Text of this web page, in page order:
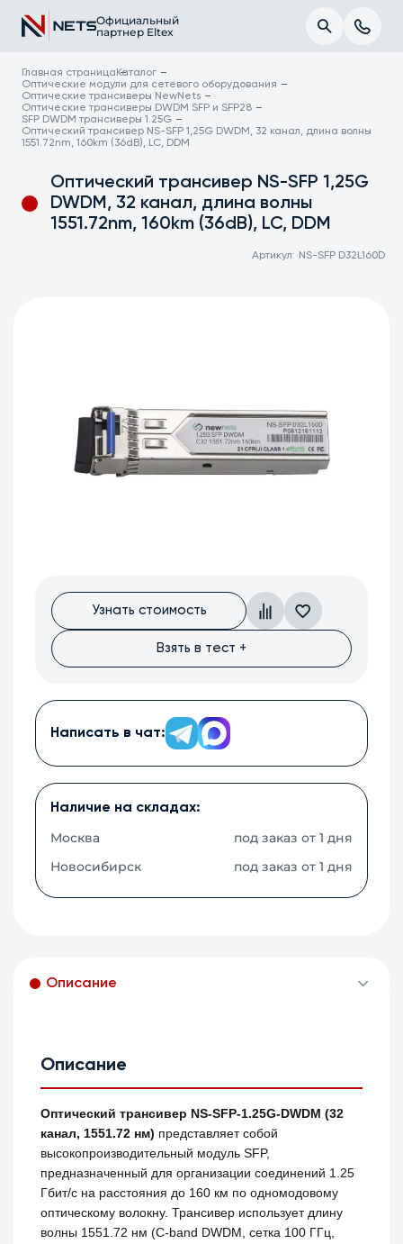
Официальный
партнер Eltex
Главная страница Каталог
Оптические модули для сетевого оборудования
Оптические трансиверы NewNets
Оптические трансиверы DWDM SFP и SFP28
SFP DWDM трансиверы 1.25G
Оптический трансивер NS-SFP 1,25G DWDM, 32 канал, длина волны
1551.72nm, 160km (36dB), LC, DDM
Оптический трансивер NS-SFP 1,25G
DWDM, 32 канал, длина волны
1551.72nm, 160km (36dB), LC, DDM
Артикул: NS-SFP D32L160D
Узнать стоимость
Взять в тест +
Написать в чат:
Наличие на складах:
Москва
под заказ от 1 дня
Новосибирск
под заказ от 1 дня
Описание
Описание
Оптический трансивер NS-SFP-1.25G-DWDM (32
канал, 1551.72 нм) представляет собой
высокопроизводительный модуль SFP,
предназначенный для организации соединений 1.25
Гбит/с на расстояния до 160 км по одномодовому
оптическому волокну. Трансивер использует длину
волны 1551.72 нм (C-band DWDM, сетка 100 ГГц,